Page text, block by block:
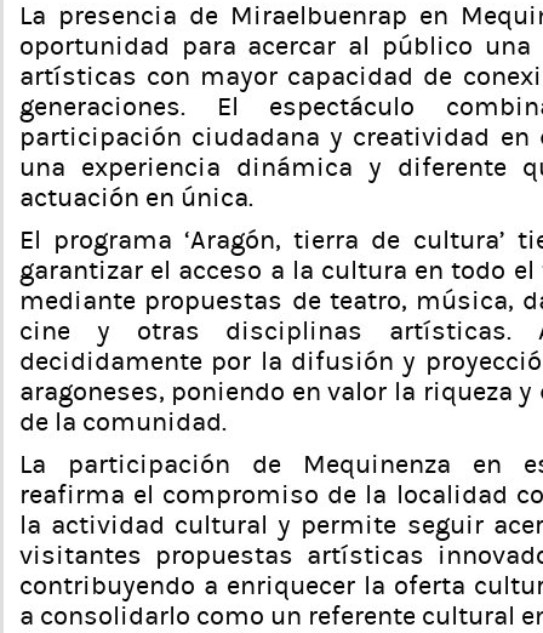
La presencia de Miraelbuenrap en
oportunidad para acercar al público
artísticas con mayor capacidad de
generaciones. El espectáculo
participación ciudadana y creatividad en
una experiencia dinámica y diferente
actuación en única.
El programa ‘Aragón, tierra de cultura’
garantizar el acceso a la cultura en todo
mediante propuestas de teatro, música,
cine y otras disciplinas artísticas.
decididamente por la difusión y
aragoneses, poniendo en valor la riqueza
de la comunidad.
La participación de Mequinenza en
reafirma el compromiso de la localidad
la actividad cultural y permite seguir
visitantes propuestas artísticas
contribuyendo a enriquecer la oferta
a consolidarlo como un referente cultural